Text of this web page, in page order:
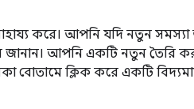
করে। আপনি যদি নতুন সমস্যা
জানান। আপনি একটি নতুন তৈরি
বোতামে ক্লিক করে একটি